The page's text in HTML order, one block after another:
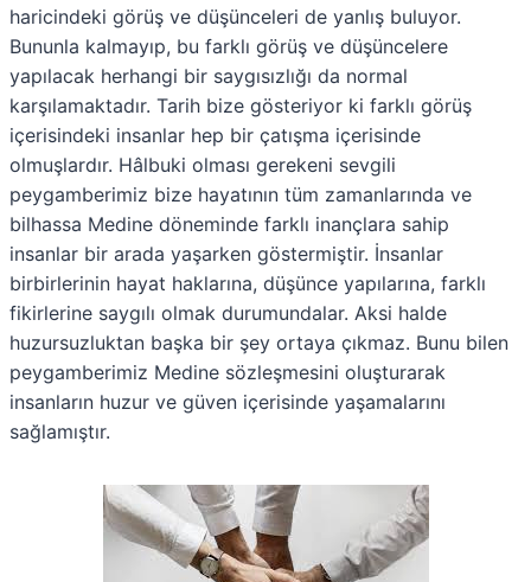
haricindeki görüş ve düşünceleri de yanlış buluyor.
Bununla kalmayıp, bu farklı görüş ve düşüncelere
yapılacak herhangi bir saygısızlığı da normal
karşılamaktadır. Tarih bize gösteriyor ki farklı görüş
içerisindeki insanlar hep bir çatışma içerisinde
olmuşlardır. Hâlbuki olması gerekeni sevgili
peygamberimiz bize hayatının tüm zamanlarında ve
bilhassa Medine döneminde farklı inançlara sahip
insanlar bir arada yaşarken göstermiştir. İnsanlar
birbirlerinin hayat haklarına, düşünce yapılarına, farklı
fikirlerine saygılı olmak durumundalar. Aksi halde
huzursuzluktan başka bir şey ortaya çıkmaz. Bunu bilen
peygamberimiz Medine sözleşmesini oluşturarak
insanların huzur ve güven içerisinde yaşamalarını
sağlamıştır.